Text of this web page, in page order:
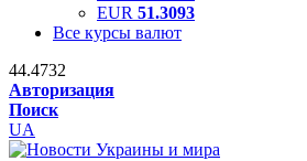
EUR 51.3093
Все курсы валют
44.4732
Авторизация
Поиск
UA